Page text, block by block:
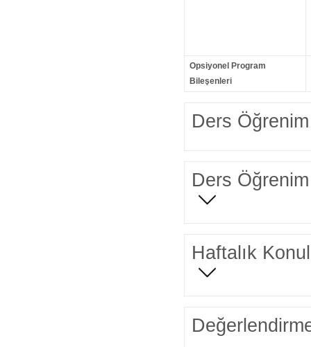
Opsiyonel Program
Bileşenleri
Ders Öğrenim
Ders Öğrenim
Haftalık